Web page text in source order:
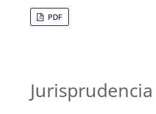
PDF
Jurisprudencia